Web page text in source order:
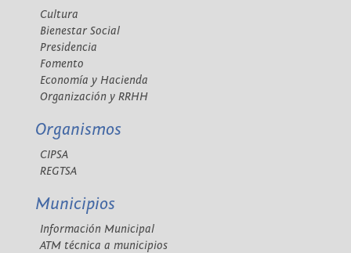
Cultura
Bienestar Social
Presidencia
Fomento
Economía y Hacienda
Organización y RRHH
Organismos
CIPSA
REGTSA
Municipios
Información Municipal
ATM técnica a municipios